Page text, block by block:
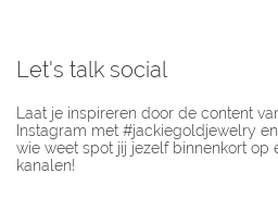
Let's talk social
Laat je inspireren door de content
Instagram met #jackiegoldjewelry
wie weet spot jij jezelf binnenkort op
kanalen!